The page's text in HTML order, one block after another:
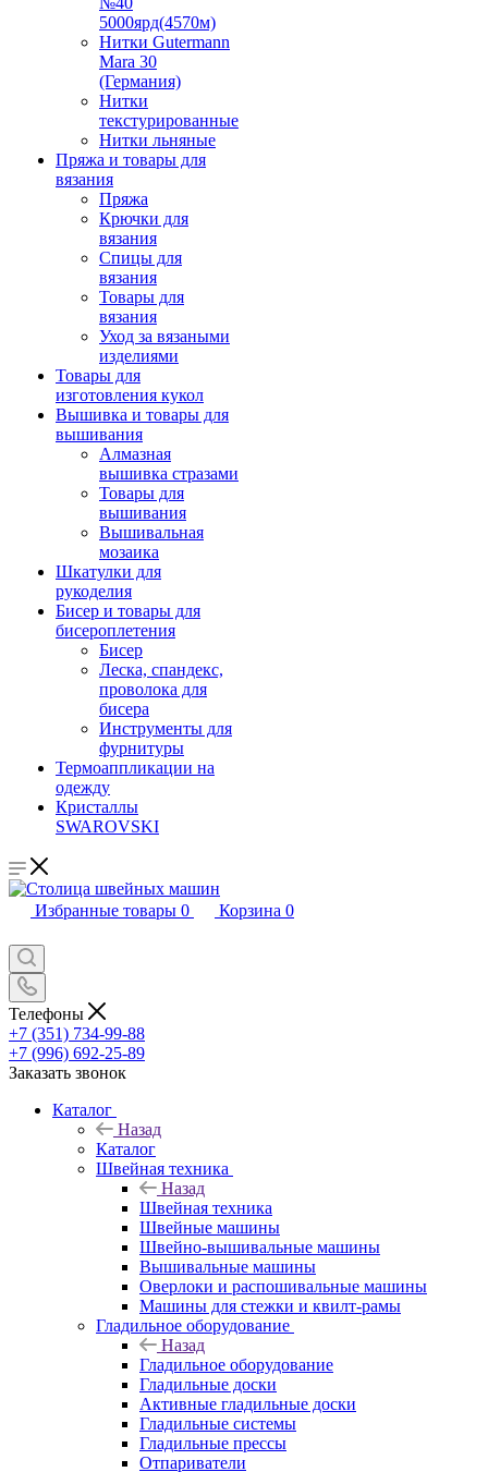
5000ярд(4570м)
Нитки Gutermann
Mara 30
(Германия)
Нитки
текстурированные
Нитки льняные
Пряжа и товары для
вязания
Пряжа
Крючки для
вязания
Спицы для
вязания
Товары для
вязания
Уход за вязаными
изделиями
Товары для
изготовления кукол
Вышивка и товары для
вышивания
Алмазная
вышивка стразами
Товары для
вышивания
Вышивальная
мозаика
Шкатулки для
рукоделия
Бисер и товары для
бисероплетения
Бисер
Леска, спандекс,
проволока для
бисера
Инструменты для
фурнитуры
Термоаппликации на
одежду
Кристаллы
SWAROVSKI
Избранные товары 0 Корзина 0
Телефоны
+7 (351) 734-99-88
+7 (996) 692-25-89
Заказать звонок
Каталог
Назад
Каталог
Швейная техника
Назад
Швейная техника
Швейные машины
Швейно-вышивальные машины
Вышивальные машины
Оверлоки и распошивальные машины
Машины для стежки и квилт-рамы
Гладильное оборудование
Назад
Гладильное оборудование
Гладильные доски
Активные гладильные доски
Гладильные системы
Гладильные прессы
Отпариватели